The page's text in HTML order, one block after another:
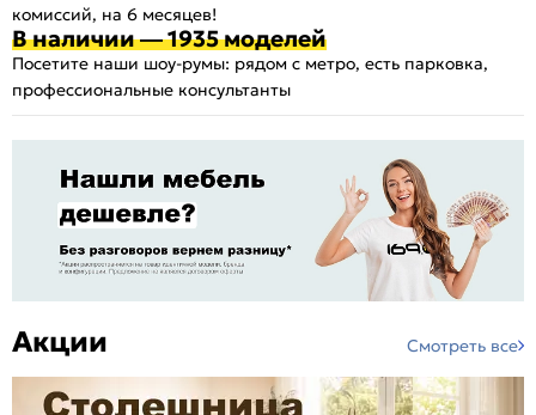
комиссий, на 6 месяцев!
В наличии — 1935 моделей
Посетите наши шоу-румы: рядом с метро, есть парковка,
профессиональные консультанты
Акции Смотреть все